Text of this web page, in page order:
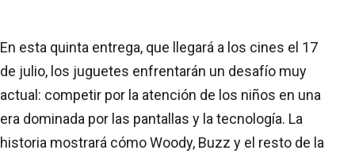
En esta quinta entrega, que llegará a los cines el 17
de julio, los juguetes enfrentarán un desafío muy
actual: competir por la atención de los niños en una
era dominada por las pantallas y la tecnología. La
historia mostrará cómo Woody, Buzz y el resto de la